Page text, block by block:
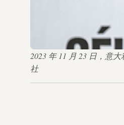
2023 年 11 月 23 日，意
社